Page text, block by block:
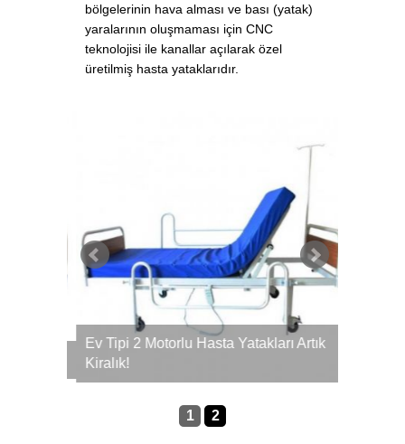
bölgelerinin hava alması ve bası (yatak)
yaralarının oluşmaması için CNC
teknolojisi ile kanallar açılarak özel
üretilmiş hasta yataklarıdır.
Ev Tipi 2 Motorlu Hasta Yatakları Artık
Kiralık!
1 2